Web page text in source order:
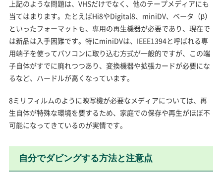
上記のような問題は、VHSだけでなく、他のテープメディアにも
当てはまります。たとえばHi8やDigital8、miniDV、ベータ（β）
といったフォーマットも、専用の再生機器が必要であり、現在で
は新品は入手困難です。特にminiDVは、IEEE1394と呼ばれる専
用端子を使ってパソコンに取り込む方式が一般的ですが、この端
子自体がすでに廃れつつあり、変換機器や拡張カードが必要にな
るなど、ハードルが高くなっています。
8ミリフィルムのように映写機が必要なメディアについては、再
生自体が特殊な環境を要するため、家庭での保存や再生がほぼ不
可能になってきているのが実情です。
自分でダビングする方法と注意点